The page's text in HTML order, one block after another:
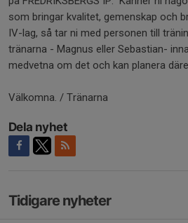
som bringar kvalitet, gemenskap och
IV-lag, så tar ni med personen till
tränarna - Magnus eller Sebastian-
medvetna om det och kan planera
Välkomna. / Tränarna
Dela nyhet
Tidigare nyheter